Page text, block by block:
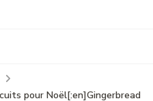
pour Noël[:en]Gingerbread